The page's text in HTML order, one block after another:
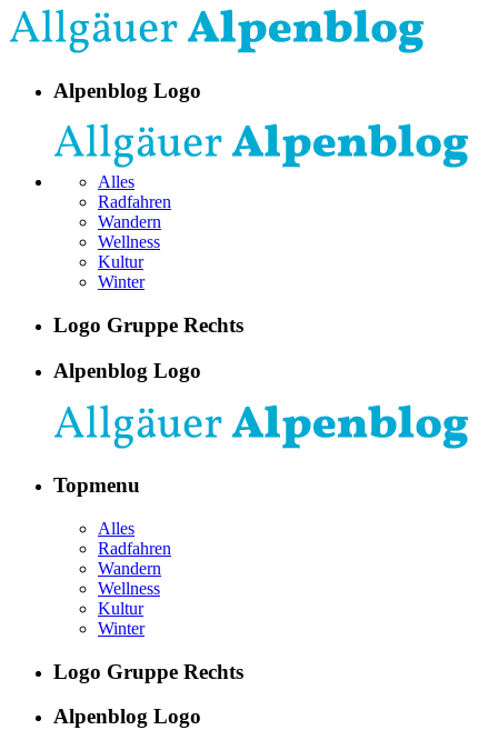
Alpenblog Logo
Alles
Radfahren
Wandern
Wellness
Kultur
Winter
Logo Gruppe Rechts
Alpenblog Logo
Topmenu
Alles
Radfahren
Wandern
Wellness
Kultur
Winter
Logo Gruppe Rechts
Alpenblog Logo